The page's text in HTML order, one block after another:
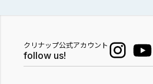
クリナップ公式アカウント
follow us!